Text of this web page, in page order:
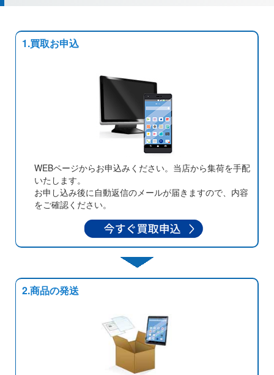
1.買取お申込
WEBページからお申込みください。当店から集荷を手配
いたします。
お申し込み後に自動返信のメールが届きますので、内容
をご確認ください。
2.商品の発送